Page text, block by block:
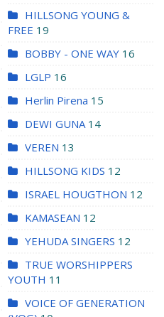
HILLSONG YOUNG &
FREE 19
BOBBY - ONE WAY 16
LGLP 16
Herlin Pirena 15
DEWI GUNA 14
VEREN 13
HILLSONG KIDS 12
ISRAEL HOUGTHON 12
KAMASEAN 12
YEHUDA SINGERS 12
TRUE WORSHIPPERS
YOUTH 11
VOICE OF GENERATION